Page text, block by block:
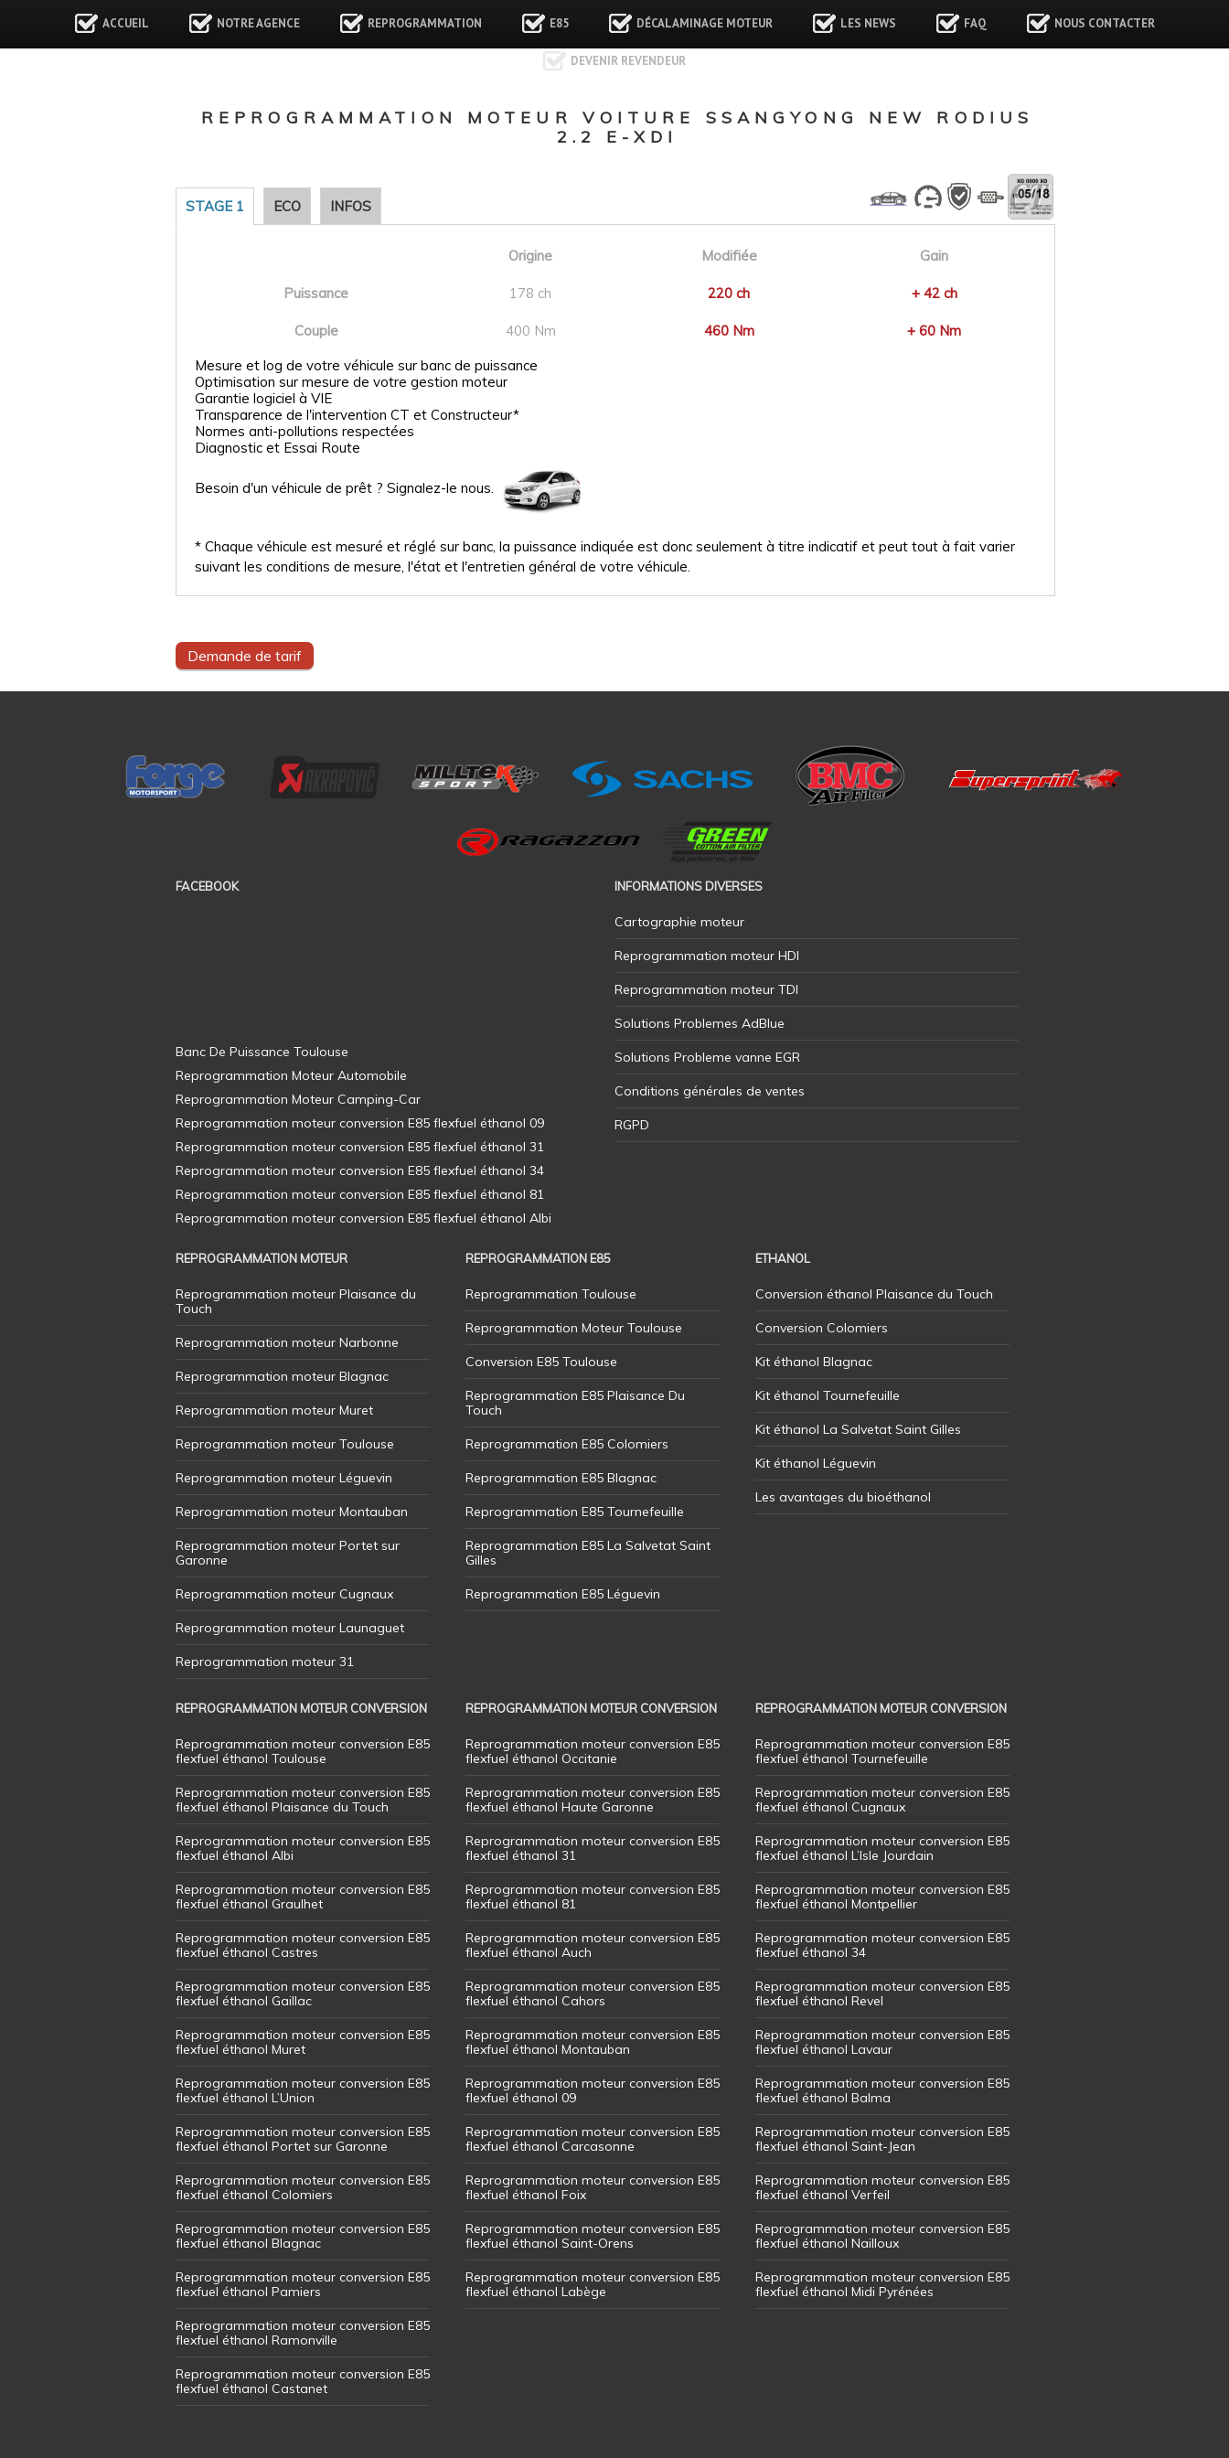
ACCUEIL NOTRE AGENCE REPROGRAMMATION E85 DÉCALAMINAGE MOTEUR LES NEWS FAQ NOUS CONTACTER
DEVENIR REVENDEUR
REPROGRAMMATION MOTEUR VOITURE SSANGYONG NEW RODIUS
2.2 E-XDI
STAGE 1 ECO INFOS
Origine Modifiée Gain
Puissance 178 ch 220 ch + 42 ch
Couple 400 Nm 460 Nm
+ 60 Nm
Mesure et log de votre véhicule sur banc de puissance
Optimisation sur mesure de votre gestion moteur
Garantie logiciel à VIE
Transparence de l'intervention CT et Constructeur*
Normes anti-pollutions respectées
Diagnostic et Essai Route
Besoin d'un véhicule de prêt ? Signalez-le nous.
* Chaque véhicule est mesuré et réglé sur banc, la puissance indiquée est donc seulement à titre indicatif et peut tout à fait varier
suivant les conditions de mesure, l'état et l'entretien général de votre véhicule.
Demande de tarif
FACEBOOK INFORMATIONS DIVERSES
Cartographie moteur
Reprogrammation moteur HDI
Reprogrammation moteur TDI
Solutions Problemes AdBlue
Solutions Probleme vanne EGR
Conditions générales de ventes
RGPD
REPROGRAMMATION MOTEUR
Reprogrammation moteur Plaisance du
Touch
Reprogrammation moteur Narbonne
Reprogrammation moteur Blagnac
Reprogrammation moteur Muret
Reprogrammation moteur Toulouse
Reprogrammation moteur Léguevin
Reprogrammation moteur Montauban
Reprogrammation moteur Portet sur
Garonne
Reprogrammation moteur Cugnaux
Reprogrammation moteur Launaguet
Reprogrammation moteur 31
REPROGRAMMATION E85
Reprogrammation Toulouse
Reprogrammation Moteur Toulouse
Conversion E85 Toulouse
Reprogrammation E85 Plaisance Du
Touch
Reprogrammation E85 Colomiers
Reprogrammation E85 Blagnac
Reprogrammation E85 Tournefeuille
Reprogrammation E85 La Salvetat Saint
Gilles
Reprogrammation E85 Léguevin
ETHANOL
Conversion éthanol Plaisance du Touch
Conversion Colomiers
Kit éthanol Blagnac
Kit éthanol Tournefeuille
Kit éthanol La Salvetat Saint Gilles
Kit éthanol Léguevin
Les avantages du bioéthanol
REPROGRAMMATION MOTEUR CONVERSION
Reprogrammation moteur conversion E85
flexfuel éthanol Toulouse
Reprogrammation moteur conversion E85
flexfuel éthanol Plaisance du Touch
Reprogrammation moteur conversion E85
flexfuel éthanol Albi
Reprogrammation moteur conversion E85
flexfuel éthanol Graulhet
Reprogrammation moteur conversion E85
flexfuel éthanol Castres
Reprogrammation moteur conversion E85
flexfuel éthanol Gaillac
Reprogrammation moteur conversion E85
flexfuel éthanol Muret
Reprogrammation moteur conversion E85
flexfuel éthanol L’Union
Reprogrammation moteur conversion E85
flexfuel éthanol Portet sur Garonne
Reprogrammation moteur conversion E85
flexfuel éthanol Colomiers
Reprogrammation moteur conversion E85
flexfuel éthanol Blagnac
Reprogrammation moteur conversion E85
flexfuel éthanol Pamiers
Reprogrammation moteur conversion E85
flexfuel éthanol Ramonville
Reprogrammation moteur conversion E85
flexfuel éthanol Castanet
REPROGRAMMATION MOTEUR CONVERSION
Reprogrammation moteur conversion E85
flexfuel éthanol Occitanie
Reprogrammation moteur conversion E85
flexfuel éthanol Haute Garonne
Reprogrammation moteur conversion E85
flexfuel éthanol 31
Reprogrammation moteur conversion E85
flexfuel éthanol 81
Reprogrammation moteur conversion E85
flexfuel éthanol Auch
Reprogrammation moteur conversion E85
flexfuel éthanol Cahors
Reprogrammation moteur conversion E85
flexfuel éthanol Montauban
Reprogrammation moteur conversion E85
flexfuel éthanol 09
Reprogrammation moteur conversion E85
flexfuel éthanol Carcasonne
Reprogrammation moteur conversion E85
flexfuel éthanol Foix
Reprogrammation moteur conversion E85
flexfuel éthanol Saint-Orens
Reprogrammation moteur conversion E85
flexfuel éthanol Labège
REPROGRAMMATION MOTEUR CONVERSION
Reprogrammation moteur conversion E85
flexfuel éthanol Tournefeuille
Reprogrammation moteur conversion E85
flexfuel éthanol Cugnaux
Reprogrammation moteur conversion E85
flexfuel éthanol L’Isle Jourdain
Reprogrammation moteur conversion E85
flexfuel éthanol Montpellier
Reprogrammation moteur conversion E85
flexfuel éthanol 34
Reprogrammation moteur conversion E85
flexfuel éthanol Revel
Reprogrammation moteur conversion E85
flexfuel éthanol Lavaur
Reprogrammation moteur conversion E85
flexfuel éthanol Balma
Reprogrammation moteur conversion E85
flexfuel éthanol Saint-Jean
Reprogrammation moteur conversion E85
flexfuel éthanol Verfeil
Reprogrammation moteur conversion E85
flexfuel éthanol Nailloux
Reprogrammation moteur conversion E85
flexfuel éthanol Midi Pyrénées
Banc De Puissance Toulouse
Reprogrammation Moteur Automobile
Reprogrammation Moteur Camping-Car
Reprogrammation moteur conversion E85 flexfuel éthanol 09
Reprogrammation moteur conversion E85 flexfuel éthanol 31
Reprogrammation moteur conversion E85 flexfuel éthanol 34
Reprogrammation moteur conversion E85 flexfuel éthanol 81
Reprogrammation moteur conversion E85 flexfuel éthanol Albi